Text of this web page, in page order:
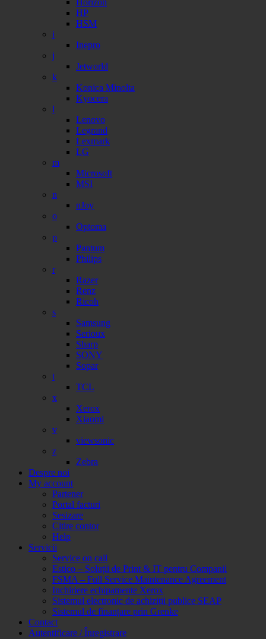
Horizon
HP
HSM
i
Inepro
j
Jetworld
k
Konica Minolta
Kyocera
l
Lenovo
Legrand
Lexmark
LG
m
Microsoft
MSI
n
nJoy
o
Optoma
p
Pantum
Philips
r
Razer
Renz
Ricoh
s
Samsung
Serioux
Sharp
SONY
Sopar
t
TCL
x
Xerox
Xiaomi
v
viewsonic
z
Zebra
Despre noi
My account
Partener
Portal facturi
Sesizare
Citire contor
Help
Servicii
Service on call
Estico – Soluții de Print & IT pentru Companii
FSMA – Full Service Maintenance Agreement
Inchiriere echipamente Xerox
Sistemul electronic de achiziții publice SEAP
Sistemul de finanțare prin Grenke
Contact
Autentificare / Înregistrare